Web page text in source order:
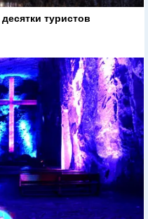
туристов